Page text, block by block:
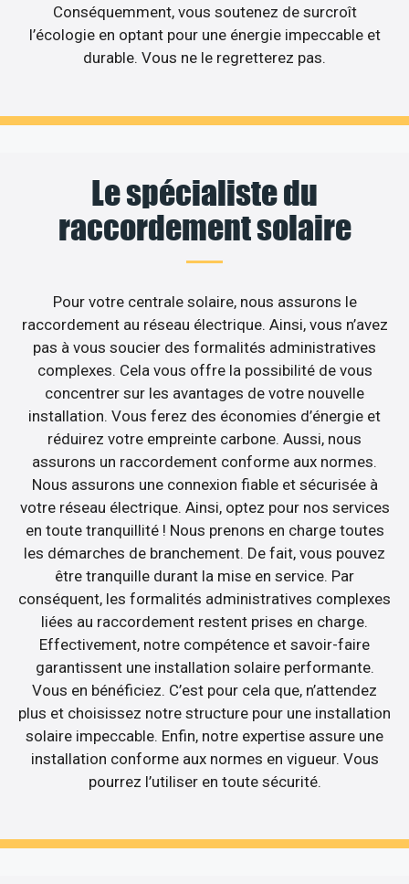
Conséquemment, vous soutenez de surcroît
l’écologie en optant pour une énergie impeccable et
durable. Vous ne le regretterez pas.
Le spécialiste du
raccordement solaire
Pour votre centrale solaire, nous assurons le
raccordement au réseau électrique. Ainsi, vous n’avez
pas à vous soucier des formalités administratives
complexes. Cela vous offre la possibilité de vous
concentrer sur les avantages de votre nouvelle
installation. Vous ferez des économies d’énergie et
réduirez votre empreinte carbone. Aussi, nous
assurons un raccordement conforme aux normes.
Nous assurons une connexion fiable et sécurisée à
votre réseau électrique. Ainsi, optez pour nos services
en toute tranquillité ! Nous prenons en charge toutes
les démarches de branchement. De fait, vous pouvez
être tranquille durant la mise en service. Par
conséquent, les formalités administratives complexes
liées au raccordement restent prises en charge.
Effectivement, notre compétence et savoir-faire
garantissent une installation solaire performante.
Vous en bénéficiez. C’est pour cela que, n’attendez
plus et choisissez notre structure pour une installation
solaire impeccable. Enfin, notre expertise assure une
installation conforme aux normes en vigueur. Vous
pourrez l’utiliser en toute sécurité.